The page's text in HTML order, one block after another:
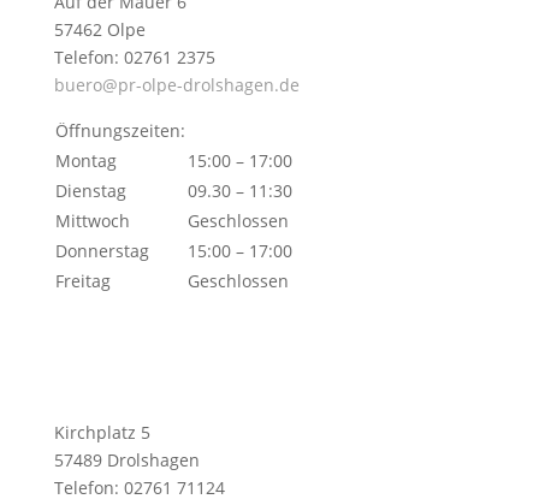
57462 Olpe
Telefon: 02761 2375
buero@pr-olpe-drolshagen.de
Öffnungszeiten:
Montag
15:00 – 17:00
Dienstag
09.30 – 11:30
Mittwoch
Geschlossen
Donnerstag
15:00 – 17:00
Freitag
Geschlossen
Kirchplatz 5
57489 Drolshagen
Telefon: 02761 71124